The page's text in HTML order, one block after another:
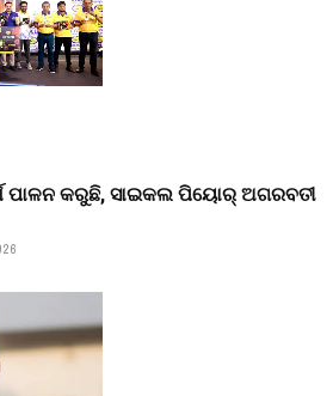
ପାଳନ କରୁଛି, ସାଇକଲ ପିୟୋର୍‌ ଅଗରବତୀ